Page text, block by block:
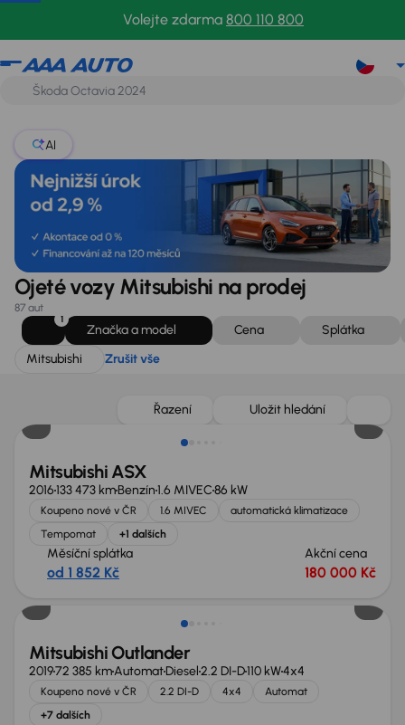
Volejte zdarma 800 110 800
Mitsubishi
AI
Ojeté vozy Mitsubishi na prodej
87 aut
1
Značka a model Cena
Splátka
Mitsubishi
Zrušit vše
Řazení Uložit hledání
Mitsubishi ASX
2016133 473 kmBenzín1.6 MIVEC86 kW
Koupeno nové v ČR 1.6 MIVEC
automatická klimatizace
Tempomat
+1 dalších
Měsíční splátka
od 1 852 Kč
Akční cena
180 000 Kč
Zlevněno o 10 000 Kč
Mitsubishi Outlander
201972 385 kmAutomatDiesel2.2 DI-D110 kW4x4
Koupeno nové v ČR 2.2 DI-D 4x4
Automat
+7 dalších